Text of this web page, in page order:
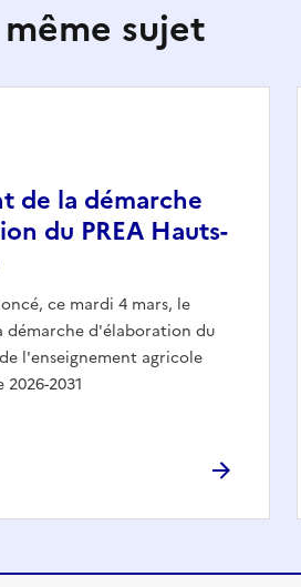
sujet
de la démarche
du PREA Hauts-
ce mardi 4 mars, le
démarche d'élaboration du
l'enseignement agricole
2031